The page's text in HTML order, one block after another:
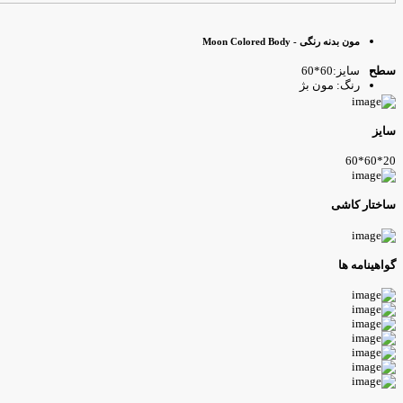
مون بدنه رنگی - Moon Colored Body
سایز:60*60
رنگ: مون بژ
کاشی
ها